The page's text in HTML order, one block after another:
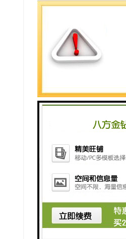
各种环境水景工程
统等。
1、土建池体设计方
整体的平面，也便
坑。0.6~0.8m的水深
发现幼儿教育落入景
是另一个人优点是
一般为0.30~0.45m,
为缺乏合适的尺度是
置篦子，即可遮蔽设
2、管道材质特征选
间后，表面锈蚀，